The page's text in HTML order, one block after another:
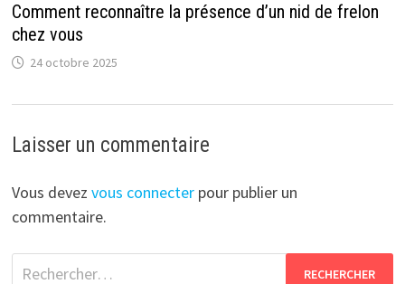
Comment reconnaître la présence d’un nid de frelon
chez vous
24 octobre 2025
Laisser un commentaire
Vous devez vous connecterpour publier un
commentaire.
Rechercher :